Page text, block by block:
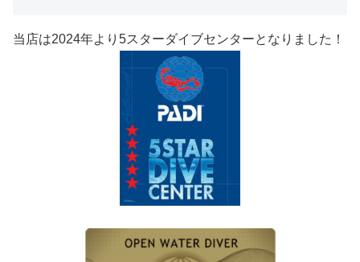
当店は2024年より5スターダイブセンターとなりました！